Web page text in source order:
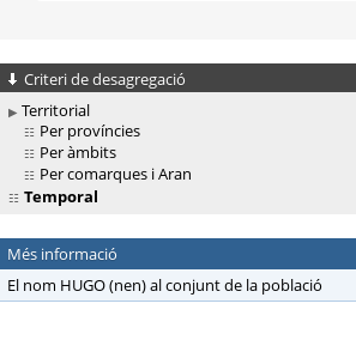
Criteri de desagregació
Territorial
Per províncies
Per àmbits
Per comarques i Aran
Temporal
Més informació
El nom HUGO (nen) al conjunt de la població